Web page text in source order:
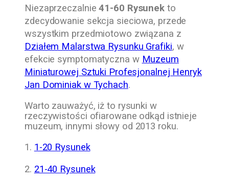
Niezaprzeczalnie41-60 Rysunek to
zdecydowanie sekcja sieciowa, przede
wszystkim przedmiotowo związana z
Działem Malarstwa Rysunku Grafiki, w
efekcie symptomatyczna w Muzeum
Miniaturowej Sztuki Profesjonalnej Henryk
Jan Dominiak w Tychach.
Warto zauważyć, iż to rysunki w
rzeczywistości ofiarowane odkąd istnieje
muzeum, innymi słowy od 2013 roku.
1. 1-20 Rysunek
2. 21-40 Rysunek